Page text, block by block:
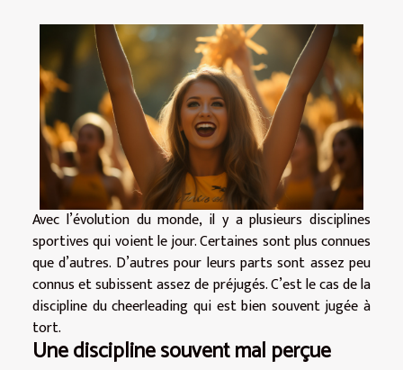
Avec l’évolution du monde, il y a plusieurs disciplines
sportives qui voient le jour. Certaines sont plus connues
que d’autres. D’autres pour leurs parts sont assez peu
connus et subissent assez de préjugés. C’est le cas de la
discipline du cheerleading qui est bien souvent jugée à
tort.
Une discipline souvent mal perçue